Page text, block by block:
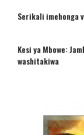
Serikali imehonga
Kesi ya Mbowe:
washitakiwa